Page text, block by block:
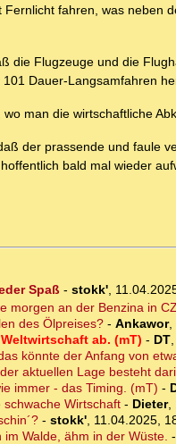
Fernlicht fahren, was neben
die Flugzeuge und die
Dauer-Langsamfahren
man die wirtschaftliche
der prassende und faule
bald mal wieder
Spaß- stokk',
morgen an der Benzina in
des Ölpreises?- Ankawor,
ab. (mT) - DT,
könnte der Anfang von
aktuellen Lage besteht
immer - das Timing. (mT) -
Wirtschaft- Dieter,
- stokk', 11.04.2025,
im Walde, ähm in der Wüste. -